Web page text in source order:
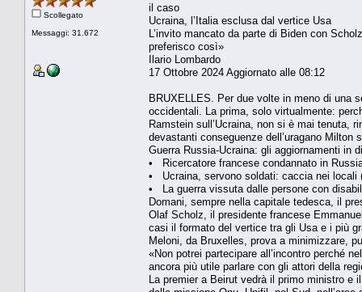
Scollegato
Messaggi: 31.672
il caso
Ucraina, l’Italia esclusa dal vertice Usa
L’invito mancato da parte di Biden con
preferisco così»
Ilario Lombardo
17 Ottobre 2024 Aggiornato alle 08:12
BRUXELLES. Per due volte in meno di una
occidentali. La prima, solo virtualmente:
Ramstein sull’Ucraina, non si è mai tenuta,
devastanti conseguenze dell’uragano Milton
Guerra Russia-Ucraina: gli aggiornamenti in
• Ricercatore francese condannato in
• Ucraina, servono soldati: caccia nei locali
• La guerra vissuta dalle persone con
Domani, sempre nella capitale tedesca, il
Olaf Scholz, il presidente francese
casi il formato del vertice tra gli Usa e i più
Meloni, da Bruxelles, prova a minimizzare,
«Non potrei partecipare all’incontro perché
ancora più utile parlare con gli attori della
La premier a Beirut vedrà il primo ministro e